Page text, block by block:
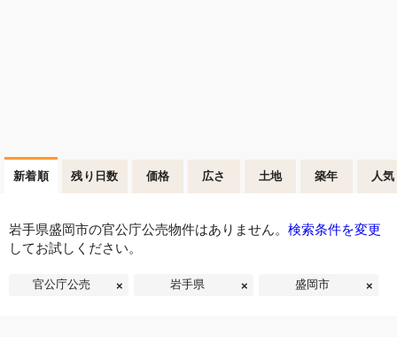
新着順 残り日数 価格 広さ 土地 築年 人気
岩手県盛岡市の官公庁公売物件はありません。 検索条件を変更
してお試しください。
官公庁公売 岩手県 盛岡市